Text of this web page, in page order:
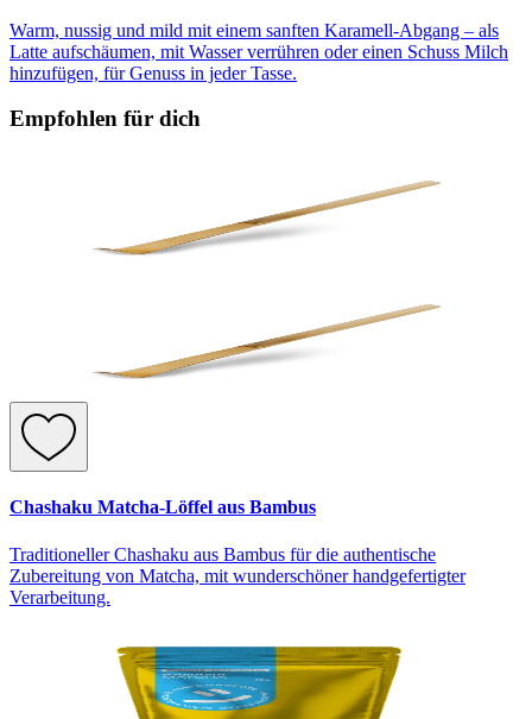
Warm, nussig und mild mit einem sanften Karamell-Abgang – als
Latte aufschäumen, mit Wasser verrühren oder einen Schuss Milch
hinzufügen, für Genuss in jeder Tasse.
Empfohlen für dich
Chashaku Matcha-Löffel aus Bambus
Traditioneller Chashaku aus Bambus für die authentische
Zubereitung von Matcha, mit wunderschöner handgefertigter
Verarbeitung.